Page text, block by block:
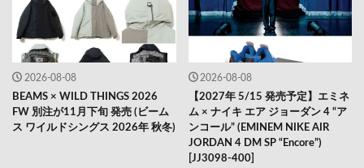
2026-08-08
BEAMS × WILD THINGS 2026
FW 別注が11月下旬 発売 (ビーム
ス ワイルドシングス 2026年 秋冬)
2026-08-08
【2027年 5/15 発売予定】エミネ
ム × ナイキ エア ジョーダン 4 “ア
ンコール” (EMINEM NIKE AIR
JORDAN 4 DM SP “Encore”)
[JJ3098-400]